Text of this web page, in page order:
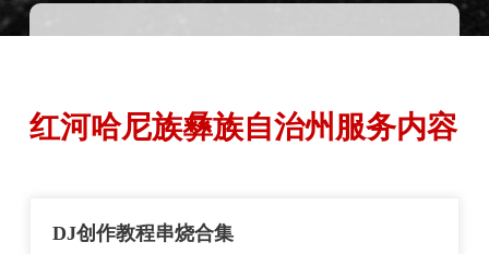
红河哈尼族彝族自治州服务内容
DJ创作教程串烧合集